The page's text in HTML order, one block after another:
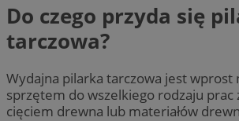
Do czego przyda się
tarczowa?
Wydajna pilarka tarczowa jest wprost
sprzętem do wszelkiego rodzaju prac
cięciem drewna lub materiałów